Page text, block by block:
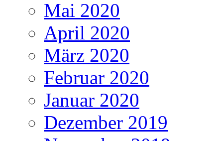
Mai 2020
April 2020
März 2020
Februar 2020
Januar 2020
Dezember 2019